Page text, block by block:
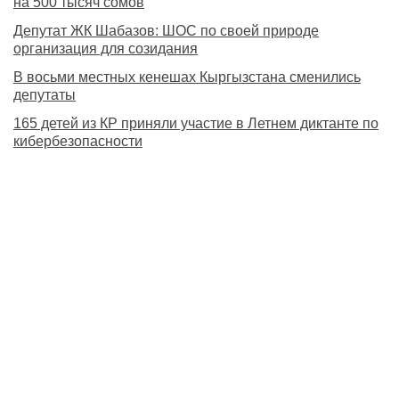
Депутат ЖК Шабазов: ШОС по своей природе
организация для созидания
В восьми местных кенешах Кыргызстана сменились
депутаты
165 детей из КР приняли участие в Летнем диктанте по
кибербезопасности